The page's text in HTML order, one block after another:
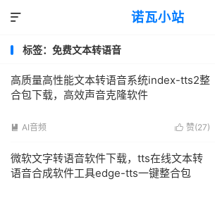
诺瓦小站

标签：免费文本转语音
高质量高性能文本转语音系统index-tts2整
合包下载，高效声音克隆软件
 赞(27)
 AI音频
微软文字转语音软件下载，tts在线文本转
语音合成软件工具edge-tts一键整合包